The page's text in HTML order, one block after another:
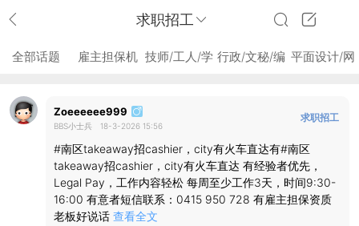
求职招工
全部话题 雇主担保机 技师/工人/学 行政/文秘/编 平面设计/网
求职招工
Zoeeeeee999
BBS小士兵 18-3-2026 15:56
#南区takeaway招cashier，city有火车直达有#南区
takeaway招cashier，city有火车直达 有经验者优先，
Legal Pay，工作内容轻松 每周至少工作3天，时间9:30-
16:00 有意者短信联系：0415 950 728 有雇主担保资质
老板好说话查看全文